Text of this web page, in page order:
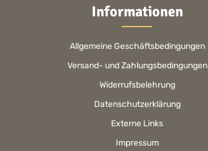
Informationen
Allgemeine Geschäftsbedingungen
Versand- und Zahlungsbedingungen
Widerrufsbelehrung
Datenschutzerklärung
Externe Links
Impressum